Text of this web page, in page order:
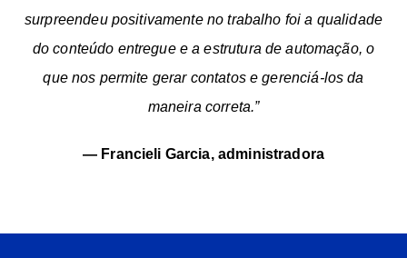
surpreendeu positivamente no trabalho foi a qualidade
do conteúdo entregue e a estrutura de automação, o
que nos permite gerar contatos e gerenciá-los da
maneira correta.”
— Francieli Garcia, administradora